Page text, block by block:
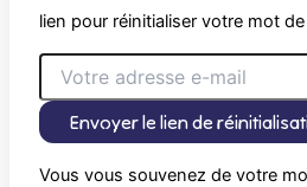
lien pour réinitialiser votre mot
Envoyer le lien de
Vous vous souvenez de votre